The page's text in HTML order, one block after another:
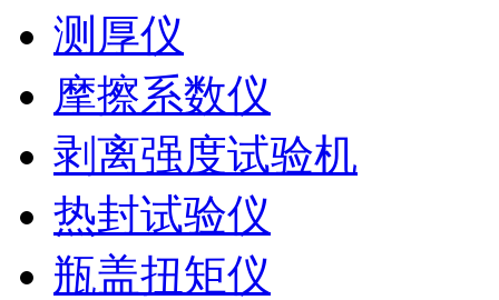
测厚仪
摩擦系数仪
剥离强度试验机
热封试验仪
瓶盖扭矩仪